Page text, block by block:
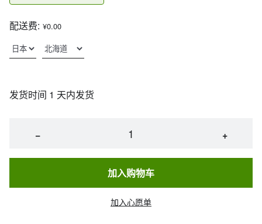
配送费: ¥0.00
发货时间 1 天内发货
− +
加入购物车
加入心愿单